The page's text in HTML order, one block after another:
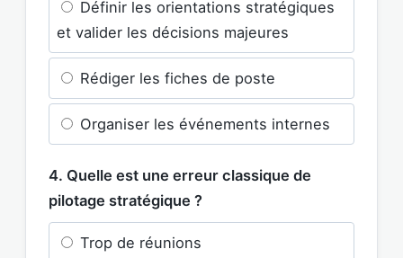
Définir les orientations stratégiques
et valider les décisions majeures
Rédiger les fiches de poste
Organiser les événements internes
4. Quelle est une erreur classique de
pilotage stratégique ?
Trop de réunions